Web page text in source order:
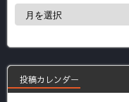
過
事
投稿カレンダー